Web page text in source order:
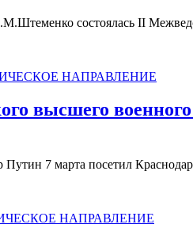
состоялась II
НАПРАВЛЕНИЕ
высшего
7 марта посетил
НАПРАВЛЕНИЕ